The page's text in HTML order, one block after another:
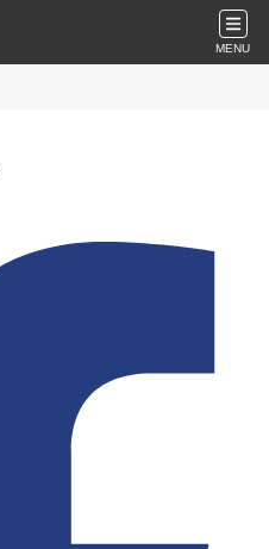
MENU